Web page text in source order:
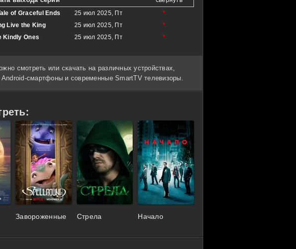
of Graceful Ends 25 июл 2025, Пт
*
Live the King 25 июл 2025, Пт
*
Kindly Ones 25 июл 2025, Пт *
смотреть или скачать на различных устройствах,
смартфоны и современные SmartTV телевизоры.
Завороженные Стрела Начало